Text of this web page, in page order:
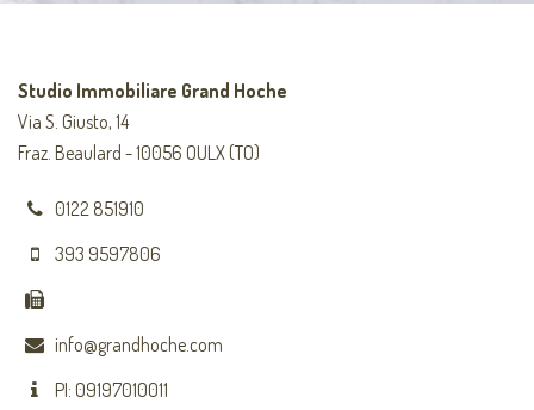
Studio Immobiliare Grand Hoche
Via S. Giusto, 14
Fraz. Beaulard - 10056 OULX (TO)
0122 851910
393 9597806
info@grandhoche.com
PI: 09197010011